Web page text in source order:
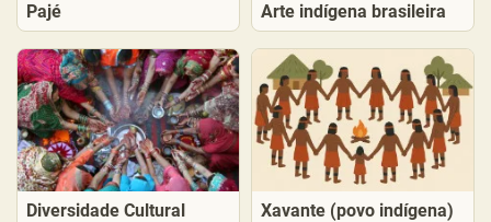
Pajé Arte indígena brasileira
Diversidade Cultural Xavante (povo indígena)